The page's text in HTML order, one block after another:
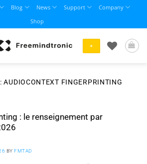
Blog News Support
Company
Shop
+
AUDIOCONTEXT FINGERPRINTING
: le renseignement par
BYFMTAD